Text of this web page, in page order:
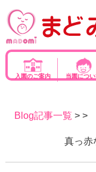
入園のご案内 当園につ
Blog記事一覧 > >
真っ赤